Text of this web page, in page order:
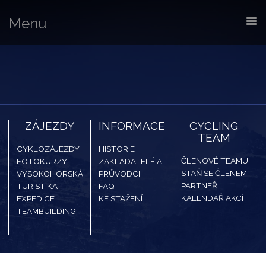
Menu
ZÁJEZDY
CYKLOZÁJEZDY
FOTOKURZY
VYSOKOHORSKÁ
TURISTIKA
EXPEDICE
TEAMBUILDING
INFORMACE
HISTORIE
ZAKLADATELÉ A
PRŮVODCI
FAQ
KE STAŽENÍ
CYCLING
TEAM
ČLENOVÉ TEAMU
STAŇ SE ČLENEM
PARTNEŘI
KALENDÁŘ AKCÍ